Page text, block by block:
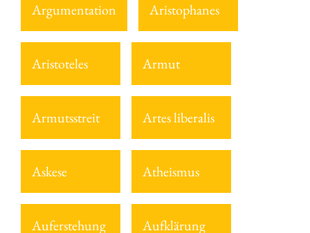
Argumentation Aristophanes
Aristoteles Armut
Armutsstreit Artes liberalis
Askese Atheismus
Auferstehung Aufklärung